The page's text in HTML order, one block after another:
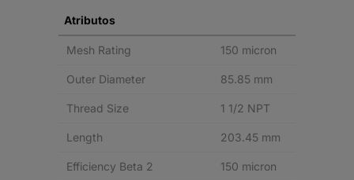
Atributos
Mesh Rating 150 micron
Outer Diameter 85.85 mm
Thread Size 1 1/2 NPT
Length 203.45 mm
Efficiency Beta 2 150 micron